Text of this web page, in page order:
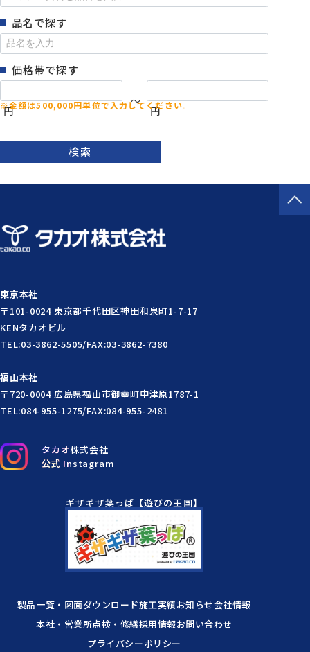
品名で探す
価格帯で探す
円
～
円
検索
タカオ株式会社
公式 Instagram
東京本社
〒101-0024 東京都千代田区神田和泉町1-7-17
KENタカオビル
TEL:03-3862-5505/FAX:03-3862-7380
福山本社
〒720-0004 広島県福山市御幸町中津原1787-1
TEL:084-955-1275/FAX:084-955-2481
ギザギザ葉っぱ【遊びの王国】
製品一覧・図面ダウンロード施工実績お知らせ会社情報
本社・営業所点検・修繕採用情報お問い合わせ
プライバシーポリシー